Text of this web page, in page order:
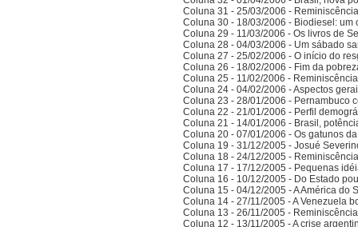
Coluna 31 - 25/03/2006 -
Coluna 30 - 18/03/2006 - Biodiesel:
Coluna 29 - 11/03/2006 - Os livros de
Coluna 28 - 04/03/2006 - Um sábado
Coluna 27 - 25/02/2006 - O início do
Coluna 26 - 18/02/2006 - Fim da
Coluna 25 - 11/02/2006 -
Coluna 24 - 04/02/2006 - Aspectos
Coluna 23 - 28/01/2006 - Pernambuco
Coluna 22 - 21/01/2006 - Perfil
Coluna 21 - 14/01/2006 - Brasil,
Coluna 20 - 07/01/2006 - Os gatunos
Coluna 19 - 31/12/2005 - Josué
Coluna 18 - 24/12/2005 -
Coluna 17 - 17/12/2005 - Pequenas
Coluna 16 - 10/12/2005 - Do Estado
Coluna 15 - 04/12/2005 - A América do
Coluna 14 - 27/11/2005 - A Venezuela
Coluna 13 - 26/11/2005 -
Coluna 12 - 13/11/2005 - A crise